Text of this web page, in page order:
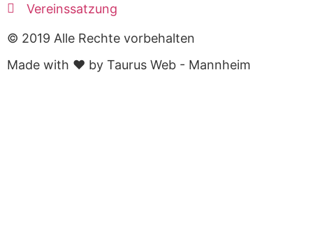
Vereinssatzung
© 2019 Alle Rechte vorbehalten
Made with ❤ by Taurus Web - Mannheim